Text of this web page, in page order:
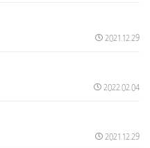
2021.12.29
2022.02.04
2021.12.29